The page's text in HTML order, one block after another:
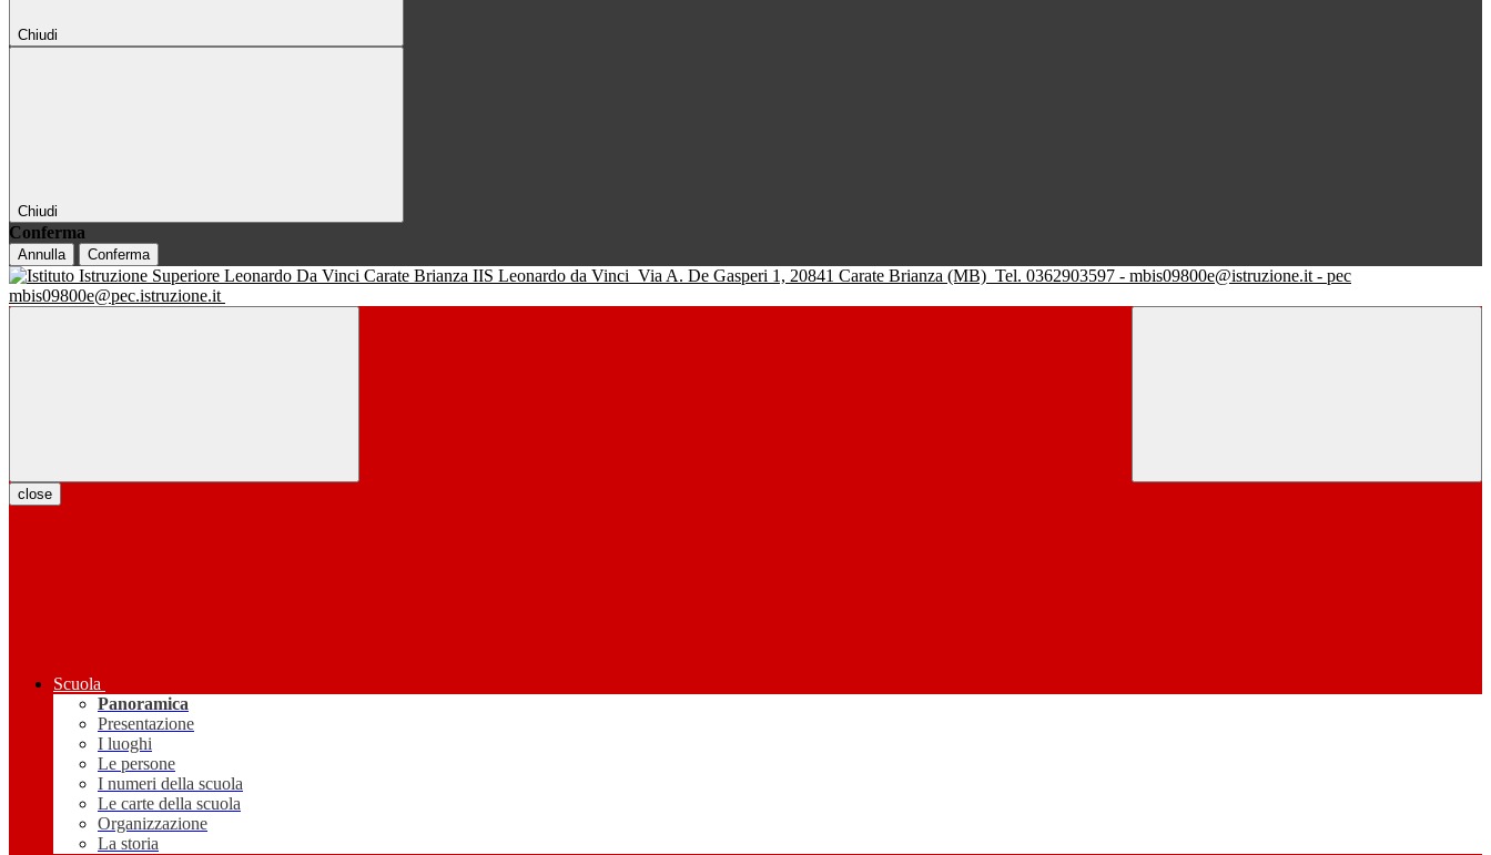
Chiudi
Chiudi
Conferma
Annulla Conferma
IIS Leonardo da Vinci Via A. De Gasperi 1, 20841 Carate Brianza (MB) Tel. 0362903597 - mbis09800e@istruzione.it - pec
mbis09800e@pec.istruzione.it
close
Scuola
Panoramica
Presentazione
I luoghi
Le persone
I numeri della scuola
Le carte della scuola
Organizzazione
La storia